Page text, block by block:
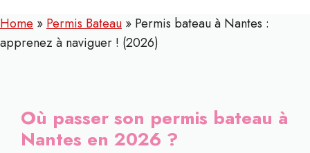
Home » Permis Bateau » Permis bateau à Nantes :
apprenez à naviguer ! (2026)
Où passer son permis bateau à
Nantes en 2026 ?